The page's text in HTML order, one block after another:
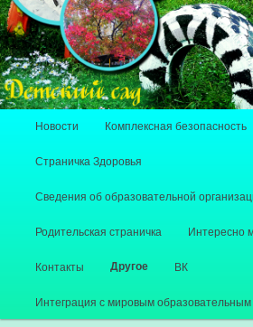
Перейти к основному содержимому
Перейти к дополнительному
Новости Комплексная безопасность
Страничка Здоровья
Сведения об образовательной
Родительская страничка Интересно
Контакты Другое ВК
Интеграция с мировым